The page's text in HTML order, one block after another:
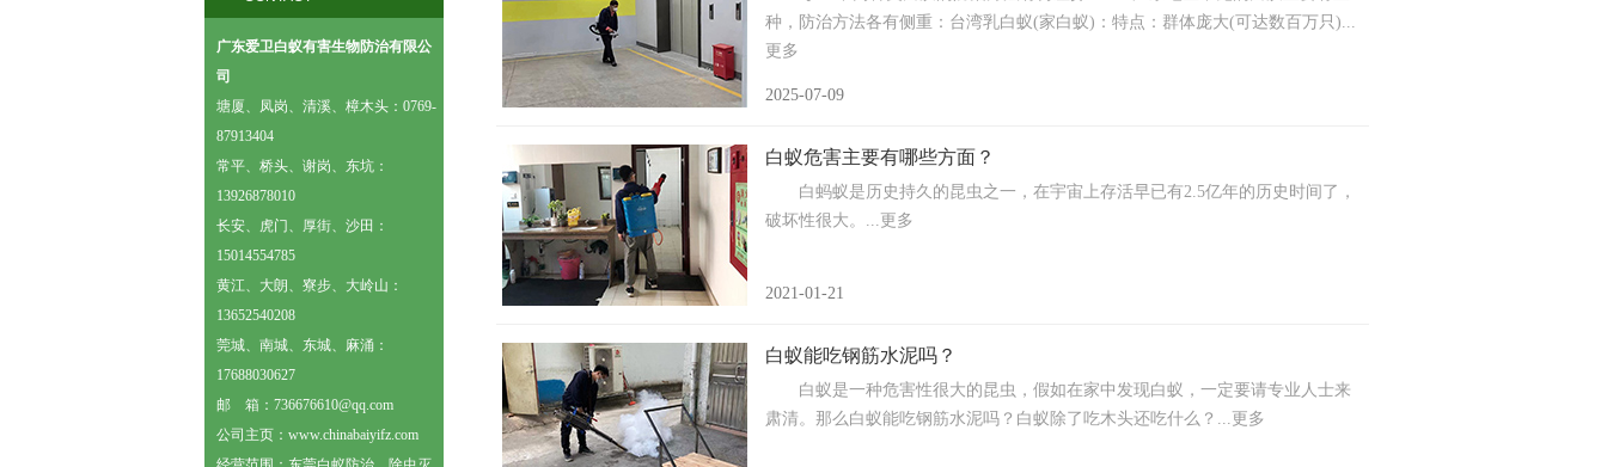
广东爱卫白蚁有害生物防治有限公
司
塘厦、凤岗、清溪、樟木头：0769-
87913404
常平、桥头、谢岗、东坑：
13926878010
长安、虎门、厚街、沙田：
15014554785
黄江、大朗、寮步、大岭山：
13652540208
莞城、南城、东城、麻涌：
17688030627
邮 箱： 736676610@qq.com
公司主页： www.chinabaiyifz.com
种，防治方法各有侧重：台湾乳白蚁(家白蚁)：特点：群体庞大(可达数百万只)...
更多
2025-07-09
白蚁危害主要有哪些方面？
白蚂蚁是历史持久的昆虫之一，在宇宙上存活早已有2.5亿年的历史时间了，
破坏性很大。...更多
2021-01-21
白蚁能吃钢筋水泥吗？
白蚁是一种危害性很大的昆虫，假如在家中发现白蚁，一定要请专业人士来
肃清。那么白蚁能吃钢筋水泥吗？白蚁除了吃木头还吃什么？...更多